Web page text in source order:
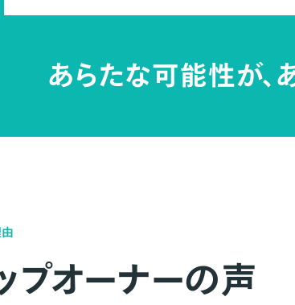
あらたな可能性が、
プオーナーの声